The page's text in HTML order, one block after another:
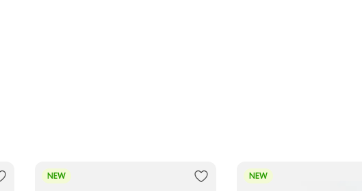
NEW NEW